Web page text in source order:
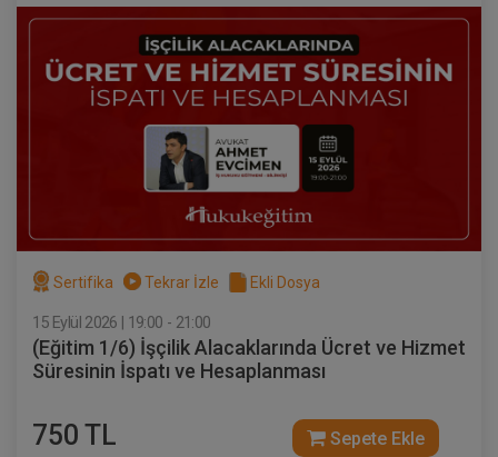
Taşınmaz Hukuku - IV. Medeni Hukuk
Kongresi - VII. Oturum
360 TL Sepete Ekle
Sertifika Tekrar İzle Ekli Dosya
15 Eylül 2026 | 19:00 - 21:00
(Eğitim 1/6) İşçilik Alacaklarında Ücret ve Hizmet
Süresinin İspatı ve Hesaplanması
750 TL Sepete Ekle